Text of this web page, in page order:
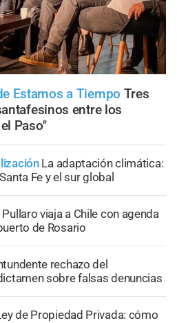
Estamos a Tiempo Tres
entre los
Paso"
La adaptación climática:
Fe y el sur global
Pullaro viaja a Chile con agenda
de Rosario
rechazo del
sobre falsas denuncias
de Propiedad Privada: cómo